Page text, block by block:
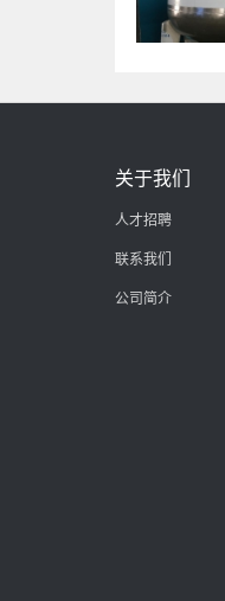
关于我们
人才招聘
联系我们
公司简介